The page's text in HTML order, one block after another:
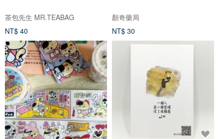
茶包先生 MR.TEABAG
NT$ 40
顏奇藥局
NT$ 30